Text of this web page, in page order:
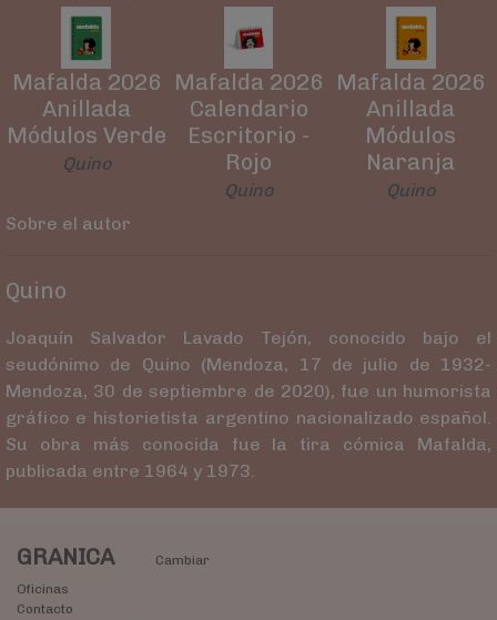
Mafalda 2026
Anillada
Módulos Verde
Quino
Mafalda 2026
Calendario
Escritorio -
Rojo
Quino
Mafalda 2026
Anillada
Módulos
Naranja
Quino
Sobre el autor
Quino
Joaquín Salvador Lavado Tejón,​ conocido bajo el
seudónimo de Quino (Mendoza, 17 de julio de 1932-
Mendoza, 30 de septiembre de 2020), fue un humorista
gráfico e historietista argentino nacionalizado español.
Su obra más conocida fue la tira cómica Mafalda,
publicada entre 1964 y 1973.
GRANICA
Cambiar
Oficinas
Contacto